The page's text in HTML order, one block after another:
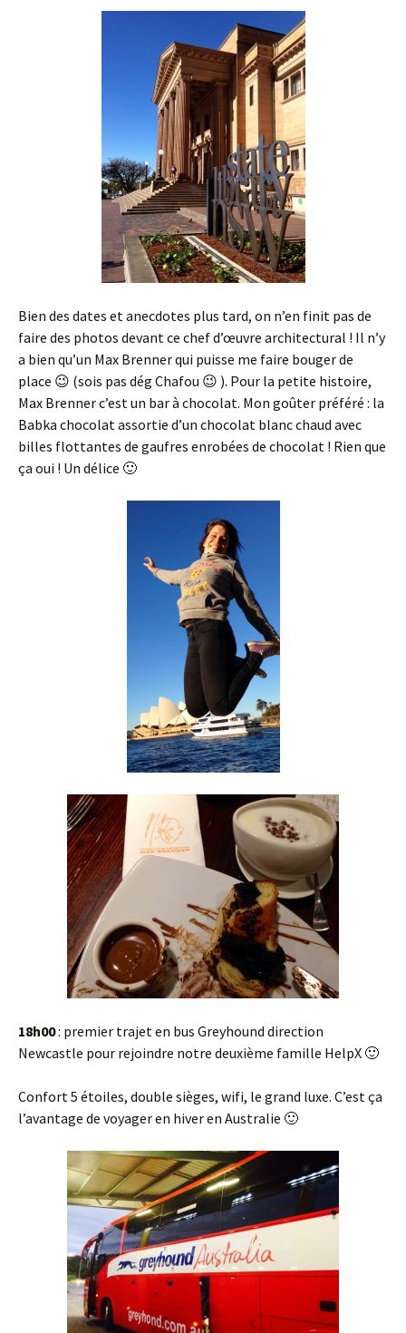
Bien des dates et anecdotes plus tard, on n’en finit pas de
faire des photos devant ce chef d’œuvre architectural ! Il n’y
a bien qu’un Max Brenner qui puisse me faire bouger de
place 😉 (sois pas dég Chafou 😉 ). Pour la petite histoire,
Max Brenner c’est un bar à chocolat. Mon goûter préféré : la
Babka chocolat assortie d’un chocolat blanc chaud avec
billes flottantes de gaufres enrobées de chocolat ! Rien que
ça oui ! Un délice 🙂
18h00: premier trajet en bus Greyhound direction
Newcastle pour rejoindre notre deuxième famille HelpX 🙂
Confort 5 étoiles, double sièges, wifi, le grand luxe. C’est ça
l’avantage de voyager en hiver en Australie 🙂